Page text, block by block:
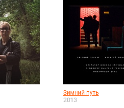
Зимний путь
2013